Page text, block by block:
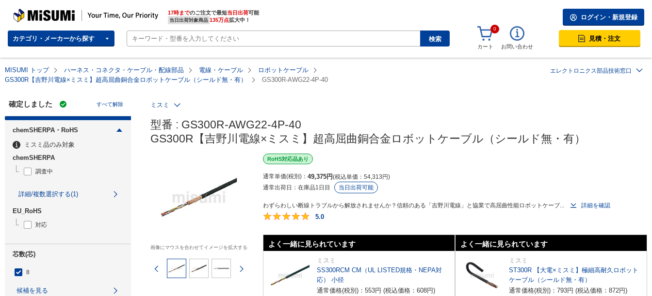
MISUMI | Your Time, Our Priority 17時までのご注文で最短当日出荷
当日出荷対象商品 135万点拡大中！
カテゴリ・メーカーから探す 検索
ログイン・新規登録
0
カート お問い合わせ
見積・注文
MISUMI トップ ハーネス・コネクタ・ケーブル・配線部品 電線・ケーブル
ロボットケーブル
GS300R【吉野川電線×ミスミ】超高屈曲銅合金ロボットケーブル（シールド無・有）
GS300R-AWG22-4P-40
エレクトロニクス部品技術窓口
確定しました すべて解除
chemSHERPA・RoHS
ミスミ品のみ対象
chemSHERPA
調査中
詳細/複数選択する(1)
EU_RoHS
対応
芯数(芯)
8
候補を見る
ミスミ
型番 : GS300R-AWG22-4P-40
GS300R【吉野川電線×ミスミ】超高屈曲銅合金ロボットケーブル（シールド無・有）
画像にマウスを合わせてイメージを拡大する
前のページ
RoHS対応品あり
通常単価(税別) 49,375円 税込単価 54,313円
通常出荷日： 在庫品1日目 当日出荷可能
わずらわしい断線トラブルから解放されませんか？信頼のある「吉野川電線」と協業で高屈曲性能ロボットケーブ...
詳細を確認
5.0
よく一緒に見られています
ミスミ
SS300RCM CM（UL LISTED規格・NEPA対
応） 小径
通常価格(税別)： 553円 (税込価格： 608円)
よく一緒に見られています
ミスミ
ST300R 【大電×ミスミ】極細高耐久ロボット
ケーブル（シールド無・有）
通常価格(税別)： 793円 (税込価格： 872円)